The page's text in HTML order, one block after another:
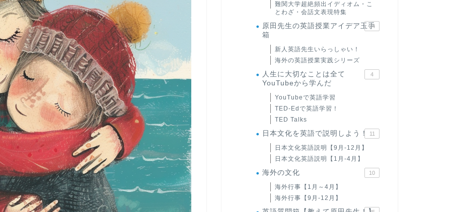
難関大学超絶頻出イディオム・こ
とわざ・会話文表現特集
原田先生の英語授業アイデア玉手
箱
24
新人英語先生いらっしゃい！
海外の英語授業実践シリーズ
人生に大切なことは全て
YouTubeから学んだ
4
YouTubeで英語学習
TED-Edで英語学習！
TED Talks
日本文化を英語で説明しよう！ 11
日本文化英語説明【9月-12月】
日本文化英語説明【1月-4月】
海外の文化 10
海外行事【1月～4月】
海外行事【9月-12月】